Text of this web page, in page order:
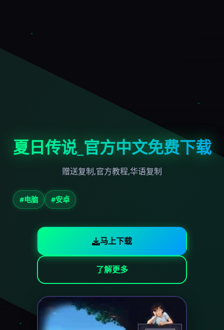
夏日传说_官方中文免费下载
赠送复制,官方教程,华语复制
#电脑 #安卓
马上下载
了解更多